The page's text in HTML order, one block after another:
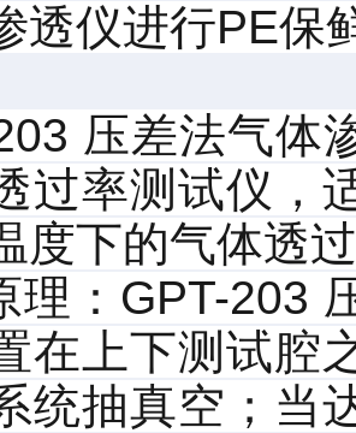
透仪进行PE保
压差法气体
过率测试仪，
度下的气体透
： GPT-203
在上下测试腔
统抽真空；当